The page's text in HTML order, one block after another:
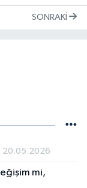
SONRAKI
20.05.2026
mi,